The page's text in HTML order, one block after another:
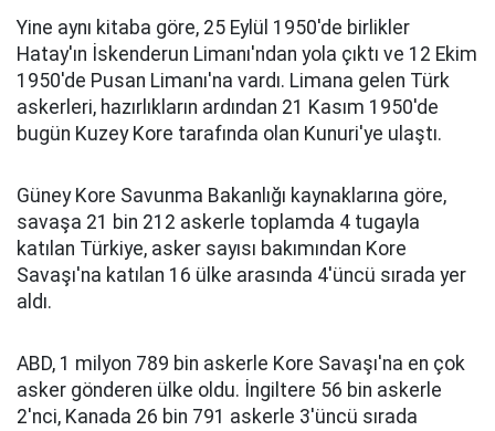
Yine aynı kitaba göre, 25 Eylül 1950'de birlikler
Hatay'ın İskenderun Limanı'ndan yola çıktı ve 12 Ekim
1950'de Pusan Limanı'na vardı. Limana gelen Türk
askerleri, hazırlıkların ardından 21 Kasım 1950'de
bugün Kuzey Kore tarafında olan Kunuri'ye ulaştı.
Güney Kore Savunma Bakanlığı kaynaklarına göre,
savaşa 21 bin 212 askerle toplamda 4 tugayla
katılan Türkiye, asker sayısı bakımından Kore
Savaşı'na katılan 16 ülke arasında 4'üncü sırada yer
aldı.
ABD, 1 milyon 789 bin askerle Kore Savaşı'na en çok
asker gönderen ülke oldu. İngiltere 56 bin askerle
2'nci, Kanada 26 bin 791 askerle 3'üncü sırada